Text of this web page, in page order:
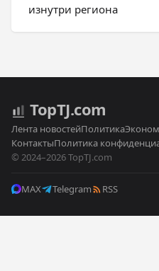
изнутри региона
TopTJ.com
Лента новостейПолитика
КонтактыПолитика
© 2024–2026 TopTJ.com
MAX Telegram RSS